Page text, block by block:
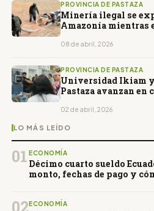
PROVINCIA DE PASTAZA
Minería ilegal se
Amazonía mientras
08 de abril, 2026
PROVINCIA DE PASTAZA
Universidad Ikiam
Pastaza avanzan en
Amazonía
02 de abril, 2026
LO MÁS LEÍDO
01 ECONOMÍA
Décimo cuarto sueldo
monto, fechas de pago y
ECONOMÍA